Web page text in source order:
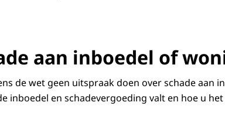
aan inboedel of
de wet geen uitspraak doen over schade aan
inboedel en schadevergoeding valt en hoe u